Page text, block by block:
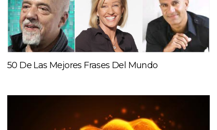
50 De Las Mejores Frases Del Mundo